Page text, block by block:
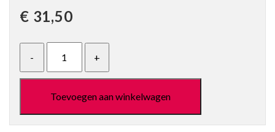
€ 31,50
Toevoegen aan winkelwagen